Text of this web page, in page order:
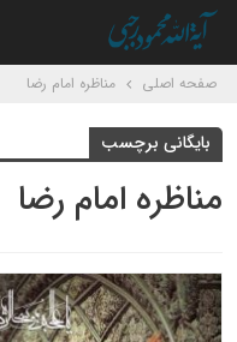
صفحه اصلی مناظره امام رضا
بایگانی برچسب
مناظره امام رضا